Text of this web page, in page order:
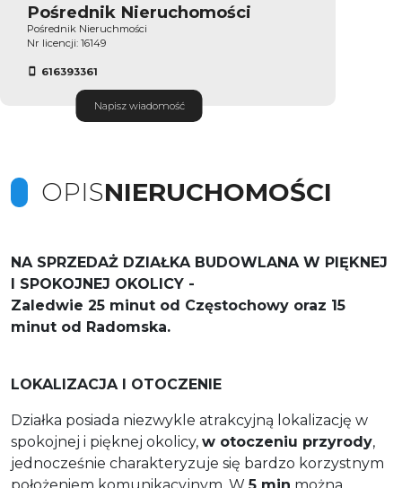
Pośrednik Nieruchomości
Pośrednik Nieruchmości
Nr licencji: 16149
616393361
Napisz wiadomość
OPISNIERUCHOMOŚCI
NA SPRZEDAŻ DZIAŁKA BUDOWLANA W PIĘKNEJ
I SPOKOJNEJ OKOLICY -
Zaledwie 25 minut od Częstochowy oraz 15
minut od Radomska.
LOKALIZACJA I OTOCZENIE
Działka posiada niezwykle atrakcyjną lokalizację w
spokojnej i pięknej okolicy, w otoczeniu przyrody,
jednocześnie charakteryzuje się bardzo korzystnym